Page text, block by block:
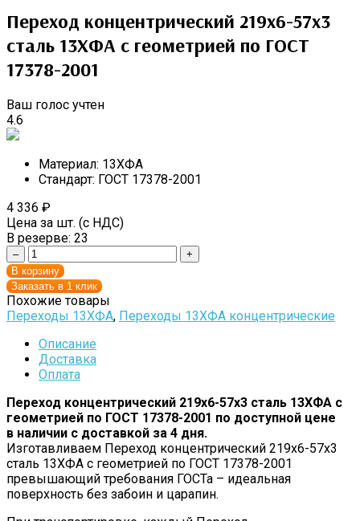
Переход концентрический 219х6-57х3
сталь 13ХФА с геометрией по ГОСТ
17378-2001
Ваш голос учтен
4.6
Материал: 13ХФА
Стандарт: ГОСТ 17378-2001
4 336 ₽
Цена за шт. (с НДС)
В резерве: 23
–
+
В корзину
Заказать в 1 клик
Похожие товары
Переходы 13ХФА, Переходы 13ХФА концентрические
Описание
Доставка
Оплата
Переход концентрический 219х6-57х3 сталь 13ХФА с
геометрией по ГОСТ 17378-2001 по доступной цене
в наличии с доставкой за 4 дня.
Изготавливаем Переход концентрический 219х6-57х3
сталь 13ХФА с геометрией по ГОСТ 17378-2001
превышающий требования ГОСТа – идеальная
поверхность без забоин и царапин.